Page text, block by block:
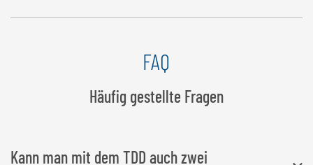
FAQ
Häufig gestellte Fragen
Kann man mit dem TDD auch zwei